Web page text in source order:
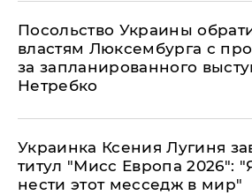
Посольство Украины
властям Люксембурга с
за запланированного
Нетребко
Украинка Ксения Лугиня
титул "Мисс Европа 2026":
нести этот месседж в мир"